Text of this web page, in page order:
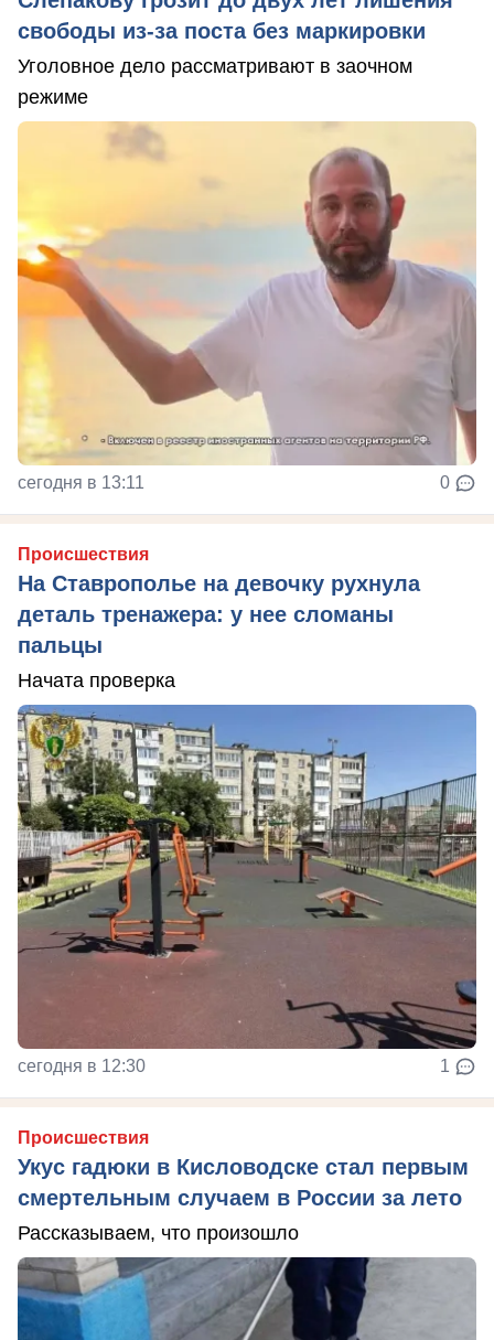
свободы из-за поста без маркировки
Уголовное дело рассматривают в заочном
режиме
сегодня в 13:11 0
Происшествия
На Ставрополье на девочку рухнула
деталь тренажера: у нее сломаны
пальцы
Начата проверка
сегодня в 12:30 1
Происшествия
Укус гадюки в Кисловодске стал первым
смертельным случаем в России за лето
Рассказываем, что произошло